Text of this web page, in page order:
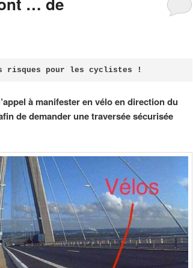
risques pour les cyclistes !
à manifester en vélo en direction du
de demander une traversée sécurisée